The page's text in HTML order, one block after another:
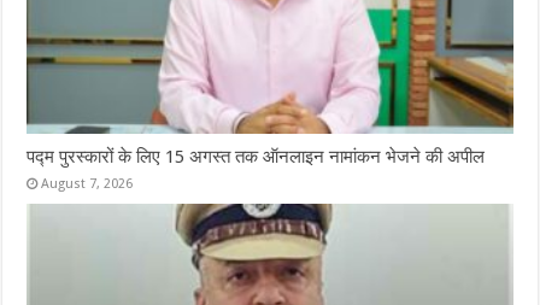
पद्म पुरस्कारों के लिए 15 अगस्त तक ऑनलाइन नामांकन भेजने की अपील
August 7, 2026